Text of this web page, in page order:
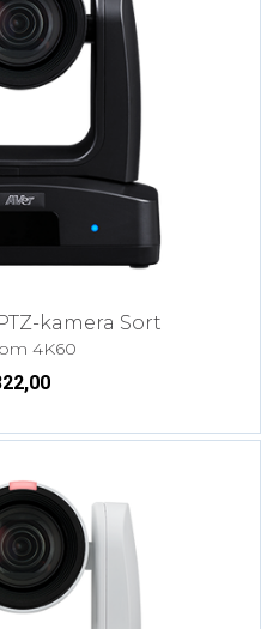
kamera Sort
4K60